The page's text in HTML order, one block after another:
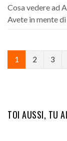
Cosa vedere ad
Avete in mente di
1 2 3
TOI AUSSI, TU